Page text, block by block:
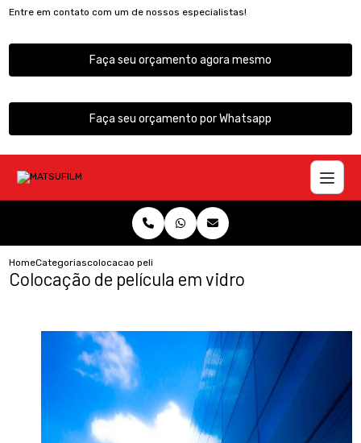
Entre em contato com um de nossos especialistas!
Faça seu orçamento agora mesmo
Faça seu orçamento por Whatsapp
HomeCategoriascolocacao pelicula vidro
Colocação de película em vidro